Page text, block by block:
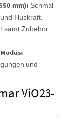
mm): Schmal
Hubkraft.
samt Zubehör
und
ViO23-